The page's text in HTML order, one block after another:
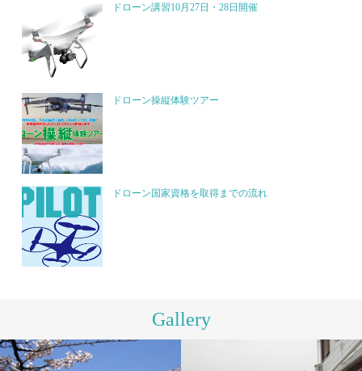
ドローン講習10月27日・28日開催
ドローン操縦体験ツアー
ドローン国家資格を取得までの流れ
Gallery